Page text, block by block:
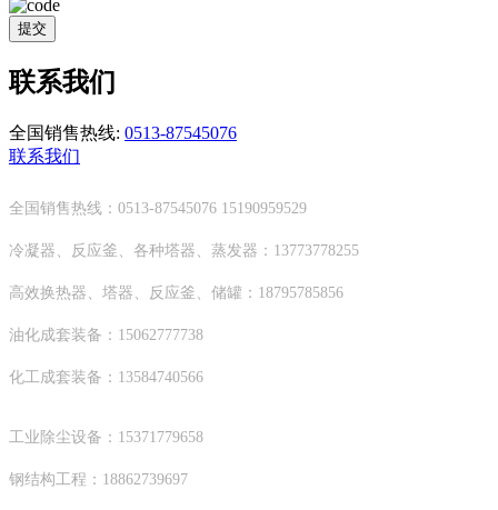
提交
联系我们
全国销售热线: 0513-87545076
联系我们
全国销售热线：0513-87545076 15190959529
冷凝器、反应釜、各种塔器、蒸发器：13773778255
高效换热器、塔器、反应釜、储罐：18795785856
油化成套装备：15062777738
化工成套装备：13584740566
工业除尘设备：15371779658
钢结构工程：18862739697